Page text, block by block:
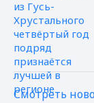
Смотреть